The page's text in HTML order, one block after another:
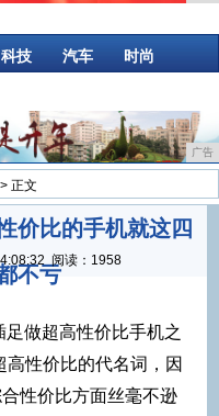
科技 汽车 时尚
广告
> 正文
价比的手机就这四
不亏
阅读：1958
做超高性价比手机之
性价比的代名词，因
性价比方面丝毫不逊